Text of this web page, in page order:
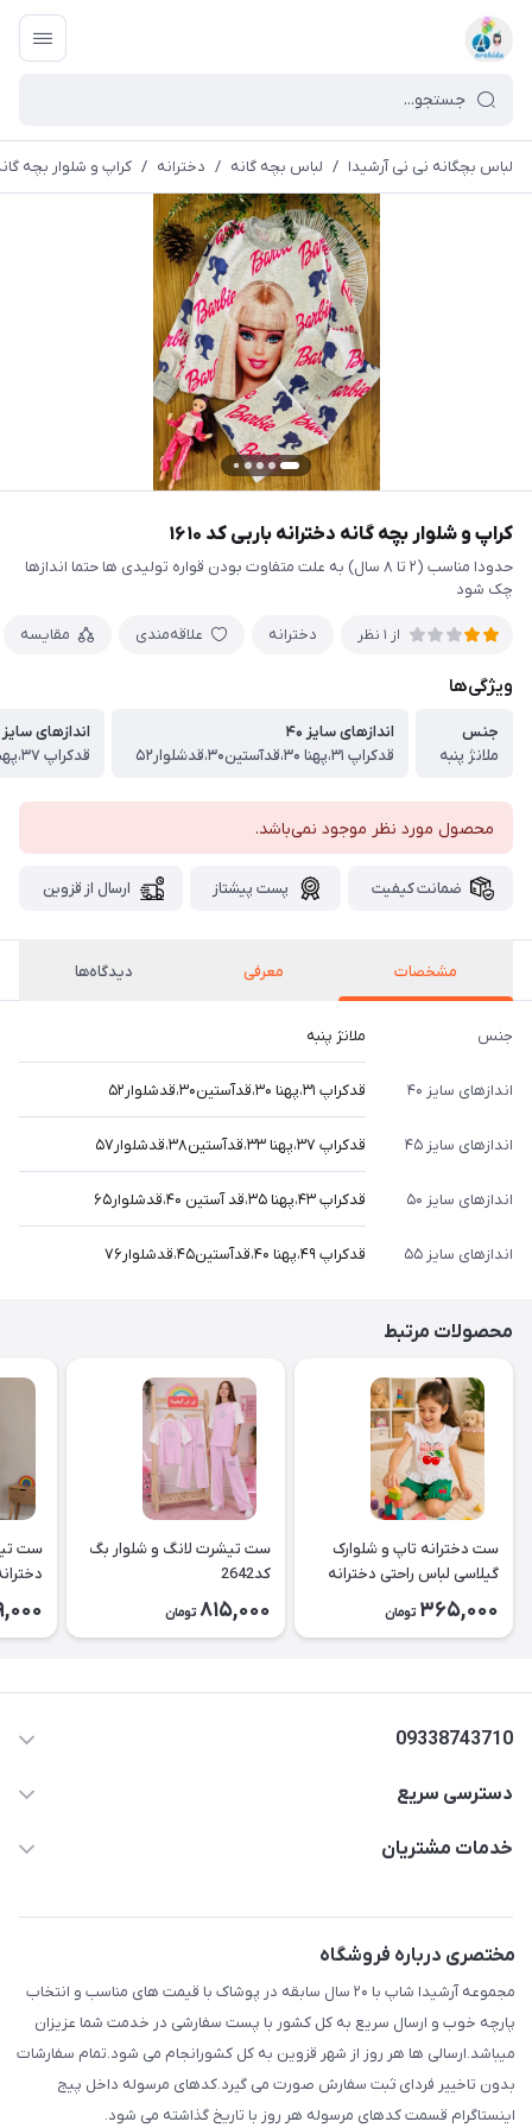
لباس بچگانه نی نی آرشیدا / لباس بچه گانه / دخترانه / کراپ و شلوار بچه گانه
کراپ و شلوار بچه گانه دخترانه باربی کد ۱۶۱۰
حدودا مناسب (۲ تا ۸ سال) به علت متفاوت بودن قواره تولیدی ها حتما اندازها
چک شود
از 1 نظر دخترانه علاقه‌مندی مقایسه
ویژگی‌ها
جنس
ملانژ پنبه
اندازهای سایز ۴۰
قدکراپ ۳۱،پهنا ۳۰،قدآستین۳۰،قدشلوار۵۲
اندازهای سایز ۴۵
قدکراپ ۳۷،پهنا ۳۳،قدآستین۳۸،قدشلوار۵۷
محصول مورد نظر موجود نمی‌باشد.
ضمانت کیفیت پست پیشتاز ارسال از قزوین
مشخصات معرفی دیدگاه‌ها
جنس ملانژ پنبه
اندازهای سایز ۴۰ قدکراپ ۳۱،پهنا ۳۰،قدآستین۳۰،قدشلوار۵۲
اندازهای سایز ۴۵ قدکراپ ۳۷،پهنا ۳۳،قدآستین۳۸،قدشلوار۵۷
اندازهای سایز ۵۰ قدکراپ ۴۳،پهنا ۳۵،قد آستین ۴۰،قدشلوار۶۵
اندازهای سایز ۵۵ قدکراپ ۴۹،پهنا ۴۰،قدآستین۴۵،قدشلوار۷۶
محصولات مرتبط
ست دخترانه تاپ و شلوارک
گیلاسی لباس راحتی دخترانه
365,000 تومان
ست تیشرت لانگ و شلوار بگ
کد2642
815,000 تومان
ست
09338743710
دسترسی سریع
حساب کاربری
لیست محصولات
درباره ما
تماس با ما
خدمات مشتریان
مختصری درباره فروشگاه
مجموعه آرشیدا شاپ با ۲۰ سال سابقه در پوشاک با قیمت های مناسب و انتخاب
پارچه خوب و ارسال سریع به کل کشور با پست سفارشی در خدمت شما عزیزان
میباشد.ارسالی ها هر روز از شهر قزوین به کل کشورانجام می شود.تمام سفارشات
بدون تاخییر فردای ثبت سفارش صورت می گیرد.کدهای مرسوله داخل پیج
اینستاگرام قسمت کدهای مرسوله هر روز با تاریخ گذاشته می شود.